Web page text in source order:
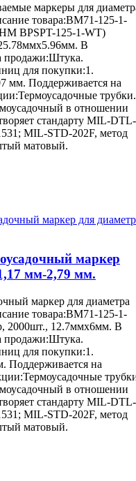
маркеры для
товара:BM71-125-1-
BPSPT-125-1-WT)
В
продажи:Штука.
для покупки:1.
мм. Поддерживается на
трубки.
в отношении
стандарту MIL-DTL-
MIL-STD-202F, метод
матовый.
маркер
мм-2,79 мм.
маркер для диаметра
товара:BM71-125-1-
2000шт., 12.7ммх6мм. В
продажи:Штука.
для покупки:1.
на
в отношении
стандарту MIL-DTL-
MIL-STD-202F, метод
матовый.